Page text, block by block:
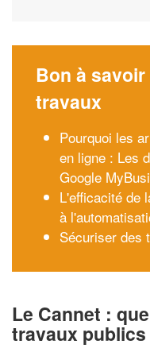
Bon à
travaux
Pourquoi les
en ligne : Les
Google
L'efficacité de
à
Sécuriser des
Le Cannet :
travaux